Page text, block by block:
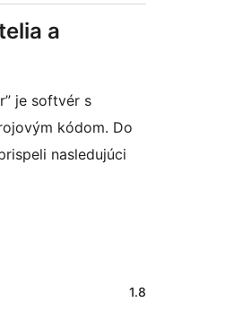
a
je softvér s
kódom. Do
nasledujúci
1.8